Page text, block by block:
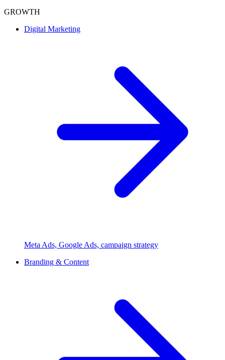
GROWTH
Digital Marketing
Meta Ads, Google Ads, campaign strategy
Branding & Content